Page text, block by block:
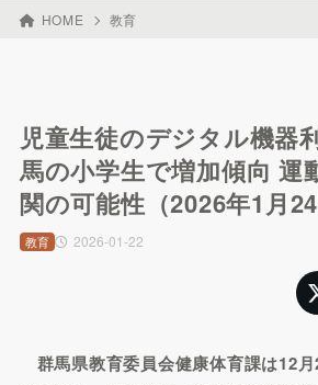
HOME 教育
児童生徒のデジタル機器
馬の小学生で増加傾向 運
関の可能性（2026年1月24
2026-01-22
教育
群馬県教育委員会健康体育課は12